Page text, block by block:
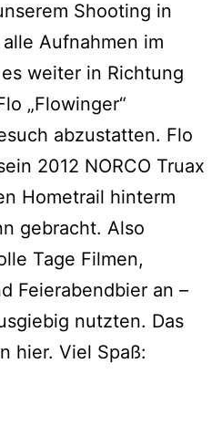
Shooting in
Aufnahmen im
weiter in Richtung
„Flowinger“
abzustatten. Flo
2012 NORCO Truax
Hometrail hinterm
gebracht. Also
Tage Filmen,
Feierabendbier an –
nutzten. Das
hier. Viel Spaß: